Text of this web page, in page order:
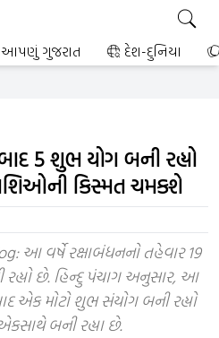
આપણું ગુજરાત દેશ-દુનિયા
5 શુભ યોગ બની રહ્યો
કિસ્મત ચમકશે
આ વર્ષે રક્ષાબંધનનો તહેવાર 19
છે. હિન્દુ પંચાગ અનુસાર, આ
એક મોટો શુભ સંયોગ બની રહ્યો
બની રહ્યા છે.